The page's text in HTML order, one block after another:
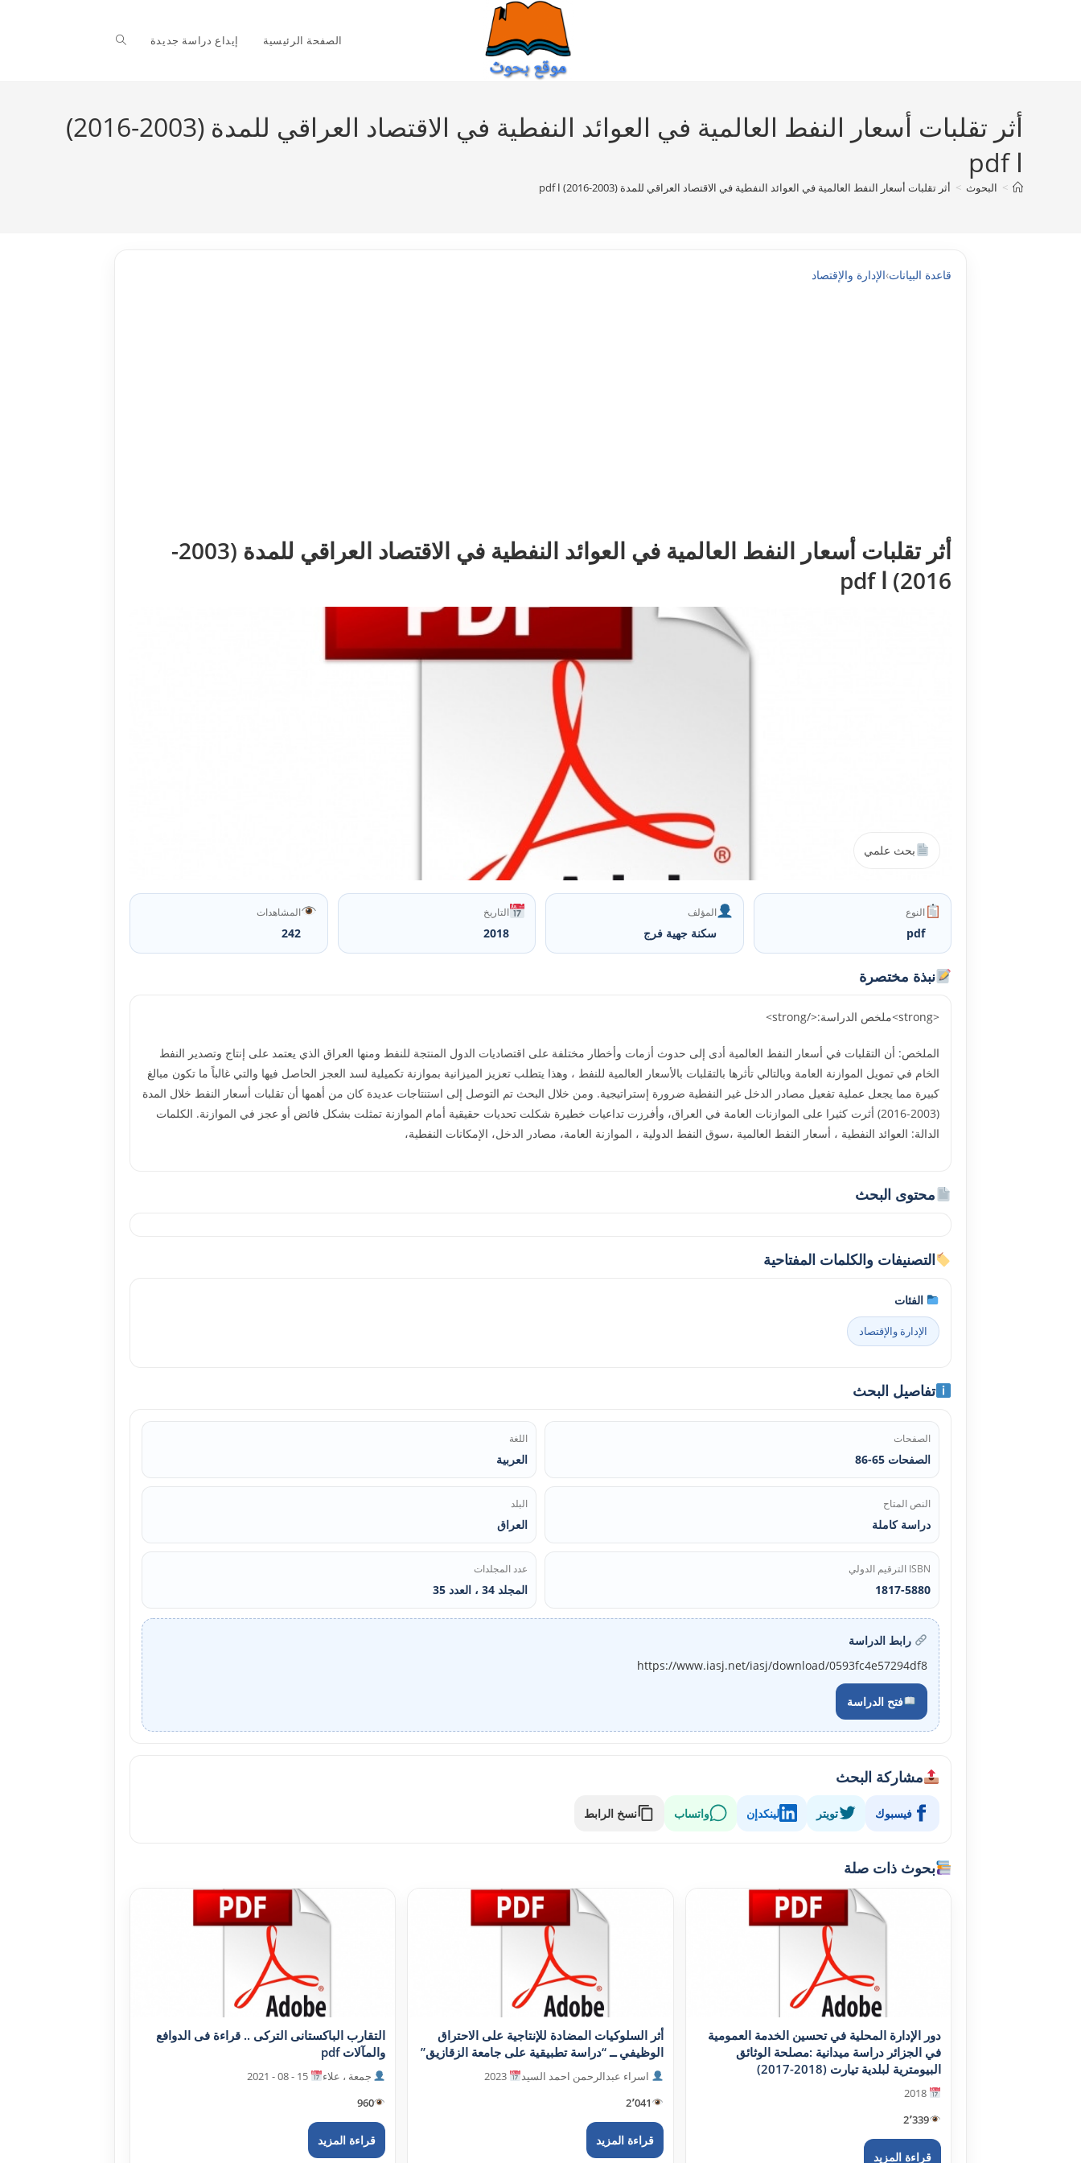
الصفحة الرئيسية إيداع دراسة جديدة Toggle
أثر تقلبات أسعار النفط العالمية في العوائد النفطية في الاقتصاد العراقي للمدة (2003-2016)
ا pdf
> البحوث > أثر تقلبات أسعار النفط العالمية في العوائد النفطية في الاقتصاد العراقي للمدة (2003-2016) ا pdf
قاعدة البيانات›الإدارة والإقتصاد
أثر تقلبات أسعار النفط العالمية في العوائد النفطية في الاقتصاد العراقي للمدة (2003-
2016) ا pdf
بحث علمي
النوع
pdf
المؤلف
سكنة جهية فرج
التاريخ
2018
المشاهدات
242
نبذة مختصرة
<strong>ملخص الدراسة:</strong>
الملخص: أن التقلبات في أسعار النفط العالمية أدى إلى حدوث أزمات وأخطار مختلفة على اقتصاديات الدول المنتجة للنفط ومنها العراق الذي يعتمد على إنتاج وتصدير النفط
الخام في تمويل الموازنة العامة وبالتالي تأثرها بالتقلبات بالأسعار العالمية للنفط ، وهذا يتطلب تعزيز الميزانية بموازنة تكميلية لسد العجز الحاصل فيها والتي غالباً ما تكون مبالغ
كبيرة مما يجعل عملية تفعيل مصادر الدخل غير النفطية ضرورة إستراتيجية. ومن خلال البحث تم التوصل إلى استنتاجات عديدة كان من أهمها أن تقلبات أسعار النفط خلال المدة
(2003-2016) أثرت كثيرا على الموازنات العامة في العراق، وأفرزت تداعيات خطيرة شكلت تحديات حقيقية أمام الموازنة تمثلت بشكل فائض أو عجز في الموازنة. الكلمات
الدالة: العوائد النفطية ، أسعار النفط العالمية ،سوق النفط الدولية ، الموازنة العامة، مصادر الدخل، الإمكانات النفطية،
محتوى البحث
التصنيفات والكلمات المفتاحية
الفئات
الإدارة والإقتصاد
تفاصيل البحث
الصفحات
الصفحات 65-86
اللغة
العربية
النص المتاح
دراسة كاملة
البلد
العراق
ISBN الترقيم الدولي
1817-5880
عدد المجلدات
المجلد 34 ، العدد 35
رابط الدراسة
https://www.iasj.net/iasj/download/0593fc4e57294df8
فتح الدراسة
مشاركة البحث
فيسبوك تويتر لينكدإن واتساب نسخ الرابط
بحوث ذات صلة
دور الإدارة المحلية في تحسين الخدمة العمومية
في الجزائر دراسة ميدانية :مصلحة الوثائق
البيومترية لبلدية تيارت (2018-2017)
2٬339
قراءة المزيد
أثر السلوکيات المضادة للإنتاجية على الاحتراق
الوظيفي ــ “دراسة تطبيقية على جامعة الزقازيق”
اسراء عبدالرحمن احمد السيد
2٬041
قراءة المزيد
التقارب الباکستانى الترکى .. قراءة فى الدوافع
والمآلات pdf
جمعة ، علاء
15 - 08 - 2021
960
قراءة المزيد